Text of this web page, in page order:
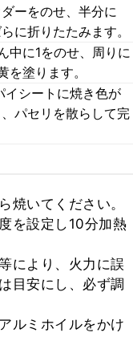
ーをのせ、半分に
に折りたたみます。
中に1をのせ、周りに
塗ります。
シートに焼き色が
パセリを散らして完
焼いてください。
を設定し10分加熱
により、火力に誤
目安にし、必ず調
ルミホイルをかけ